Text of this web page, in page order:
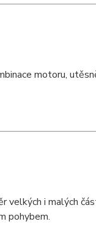
motoru,
velkých i malých
pohybem.